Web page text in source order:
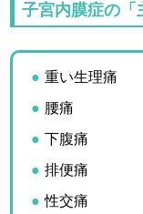
子宮内膜症の「
重い生理痛
腰痛
下腹痛
排便痛
性交痛